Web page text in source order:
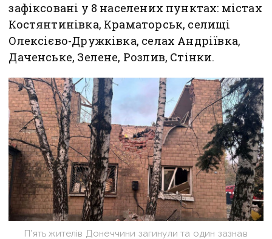
зафіксовані у 8 населених пунктах: містах
Костянтинівка, Краматорськ, селищі
Олексієво-Дружківка, селах Андріївка,
Даченське, Зелене, Розлив, Стінки.
П’ять жителів Донеччини загинули та один зазнав